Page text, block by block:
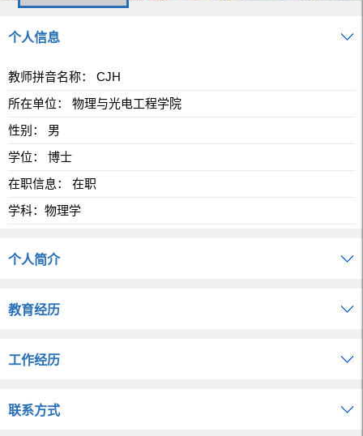
个人信息
教师拼音名称： CJH
所在单位： 物理与光电工程学院
性别： 男
学位： 博士
在职信息： 在职
学科：物理学
个人简介
教育经历
工作经历
联系方式